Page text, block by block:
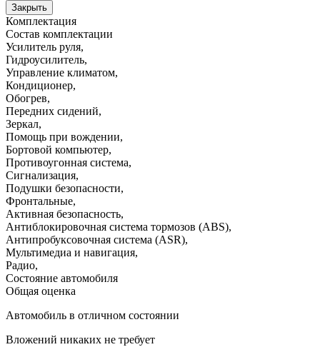
Закрыть
Комплектация
Состав комплектации
Усилитель руля,
Гидроусилитель,
Управление климатом,
Кондиционер,
Обогрев,
Передних сидений,
Зеркал,
Помощь при вождении,
Бортовой компьютер,
Противоугонная система,
Сигнализация,
Подушки безопасности,
Фронтальные,
Активная безопасность,
Антиблокировочная система тормозов (ABS),
Антипробуксовочная система (ASR),
Мультимедиа и навигация,
Радио,
Состояние автомобиля
Общая оценка
Автомобиль в отличном состоянии
Вложений никаких не требует